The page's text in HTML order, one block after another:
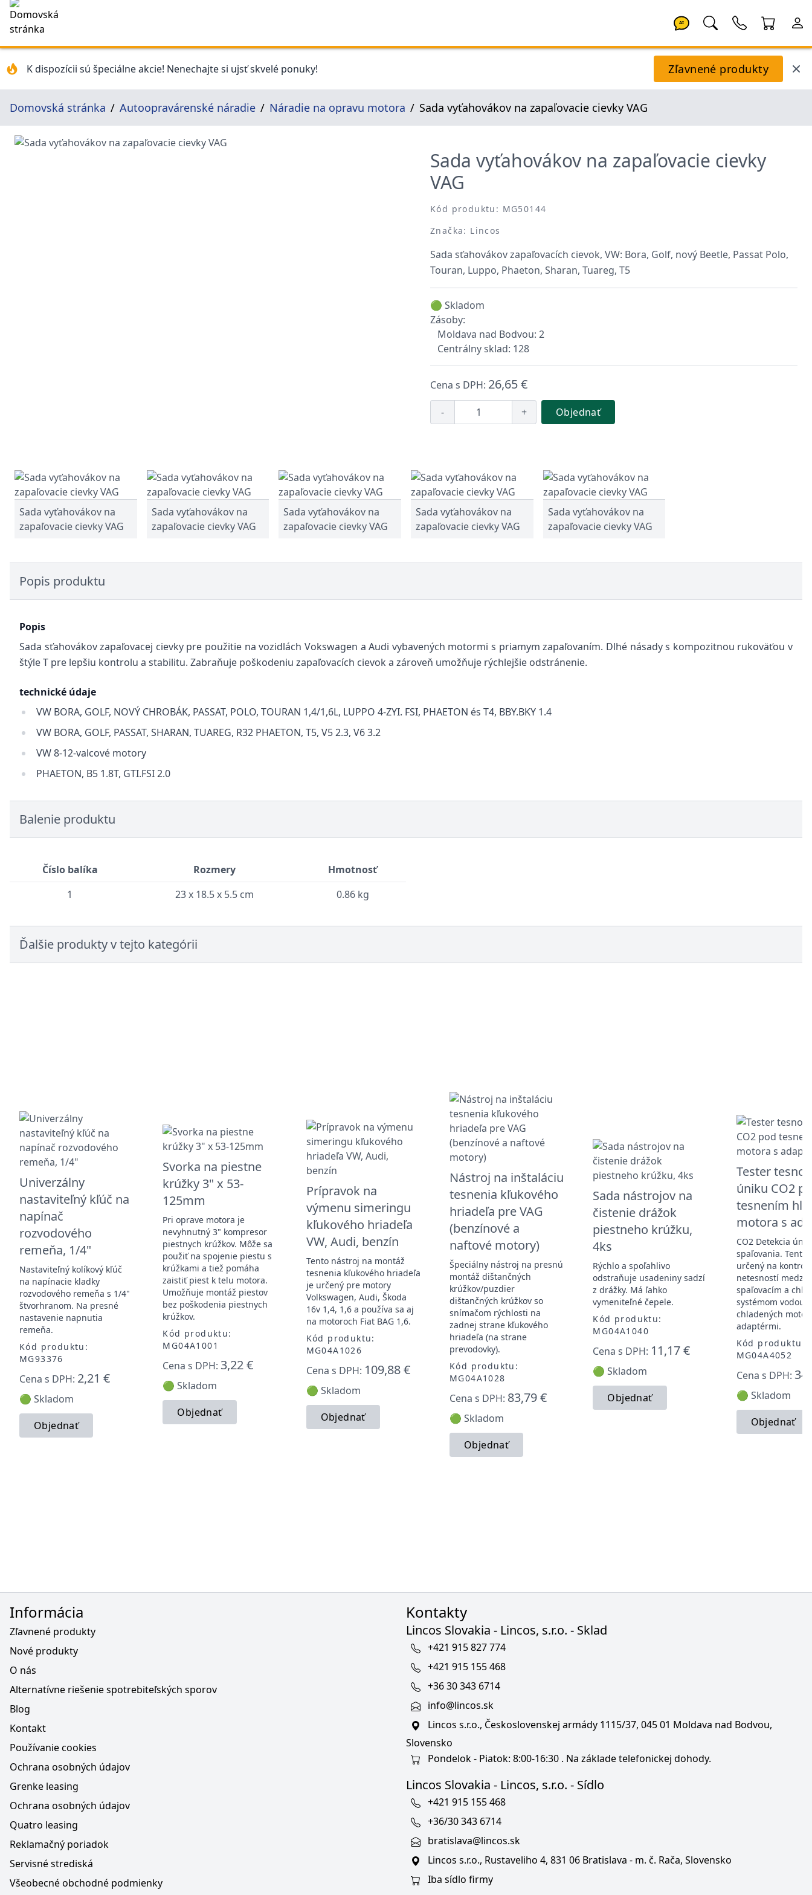
AI
K dispozícii sú špeciálne akcie! Nenechajte si ujsť skvelé ponuky! Zľavnené produkty
Domovská stránka Autoopravárenské náradie Náradie na opravu motora Sada vyťahovákov na zapaľovacie cievky VAG
Sada vyťahovákov na zapaľovacie cievky
VAG
Kód produktu: MG50144
Značka: Lincos
Sada sťahovákov zapaľovacích cievok, VW: Bora, Golf, nový Beetle, Passat Polo,
Touran, Luppo, Phaeton, Sharan, Tuareg, T5
🟢 Skladom
Zásoby:
Moldava nad Bodvou: 2
Centrálny sklad: 128
Cena s DPH: 26,65 €
- + Objednať
Sada vyťahovákov na
zapaľovacie cievky VAG
Sada vyťahovákov na
zapaľovacie cievky VAG
Sada vyťahovákov na
zapaľovacie cievky VAG
Sada vyťahovákov na
zapaľovacie cievky VAG
Sada vyťahovákov na
zapaľovacie cievky VAG
Popis produktu
Popis
Sada sťahovákov zapaľovacej cievky pre použitie na vozidlách Vokswagen a Audi vybavených motormi s priamym zapaľovaním. Dlhé násady s kompozitnou rukoväťou v
štýle T pre lepšiu kontrolu a stabilitu. Zabraňuje poškodeniu zapaľovacích cievok a zároveň umožňuje rýchlejšie odstránenie.
technické údaje
VW BORA, GOLF, NOVÝ CHROBÁK, PASSAT, POLO, TOURAN 1,4/1,6L, LUPPO 4-ZYI. FSI, PHAETON és T4, BBY.BKY 1.4
VW BORA, GOLF, PASSAT, SHARAN, TUAREG, R32 PHAETON, T5, V5 2.3, V6 3.2
VW 8-12-valcové motory
PHAETON, B5 1.8T, GTI.FSI 2.0
Balenie produktu
Číslo balíka Rozmery
Hmotnosť
1
23 x 18.5 x 5.5 cm 0.86 kg
Ďalšie produkty v tejto kategórii
Univerzálny
nastaviteľný kľúč na
napínač
rozvodového
remeňa, 1/4"
Nastaviteľný kolíkový kľúč
na napínacie kladky
rozvodového remeňa s 1/4"
štvorhranom. Na presné
nastavenie napnutia
remeňa.
Kód produktu:
MG93376
Cena s DPH: 2,21 €
🟢 Skladom
Objednať
Svorka na piestne
krúžky 3" x 53-
125mm
Pri oprave motora je
nevyhnutný 3" kompresor
piestnych krúžkov. Môže sa
použiť na spojenie piestu s
krúžkami a tiež pomáha
zaistiť piest k telu motora.
Umožňuje montáž piestov
bez poškodenia piestnych
krúžkov.
Kód produktu:
MG04A1001
Cena s DPH: 3,22 €
🟢 Skladom
Objednať
Prípravok na
výmenu simeringu
kľukového hriadeľa
VW, Audi, benzín
Tento nástroj na montáž
tesnenia kľukového hriadeľa
je určený pre motory
Volkswagen, Audi, Škoda
16v 1,4, 1,6 a používa sa aj
na motoroch Fiat BAG 1,6.
Kód produktu:
MG04A1026
Cena s DPH: 109,88 €
🟢 Skladom
Objednať
Nástroj na inštaláciu
tesnenia kľukového
hriadeľa pre VAG
(benzínové a
naftové motory)
Špeciálny nástroj na presnú
montáž dištančných
krúžkov/puzdier
dištančných krúžkov so
snímačom rýchlosti na
zadnej strane kľukového
hriadeľa (na strane
prevodovky).
Kód produktu:
MG04A1028
Cena s DPH: 83,79 €
🟢 Skladom
Objednať
Sada nástrojov na
čistenie drážok
piestneho krúžku,
4ks
Rýchlo a spoľahlivo
odstraňuje usadeniny sadzí
z drážky. Má ľahko
vymeniteľné čepele.
Kód produktu:
MG04A1040
Cena s DPH: 11,17 €
🟢 Skladom
Objednať
Tester
úniku CO2
tesnením
motora s
CO2 Detekcia
spaľovania. Tento
určený na
netesností medzi
spaľovacím a
systémom vodou
chladených
adaptérmi.
Kód produktu:
MG04A4052
Cena s DPH:
🟢 Skladom
Objednať
Informácia
Zľavnené produkty
Nové produkty
O nás
Alternatívne riešenie spotrebiteľských sporov
Blog
Kontakt
Používanie cookies
Ochrana osobných údajov
Grenke leasing
Ochrana osobných údajov
Quatro leasing
Reklamačný poriadok
Servisné strediská
Všeobecné obchodné podmienky
Kontakty
Lincos Slovakia - Lincos, s.r.o. - Sklad
+421 915 827 774
+421 915 155 468
+36 30 343 6714
info@lincos.sk
Lincos s.r.o., Československej armády 1115/37, 045 01 Moldava nad Bodvou,
Slovensko
Pondelok - Piatok: 8:00-16:30 . Na základe telefonickej dohody.
Lincos Slovakia - Lincos, s.r.o. - Sídlo
+421 915 155 468
+36/30 343 6714
bratislava@lincos.sk
Lincos s.r.o., Rustaveliho 4, 831 06 Bratislava - m. č. Rača, Slovensko
Iba sídlo firmy